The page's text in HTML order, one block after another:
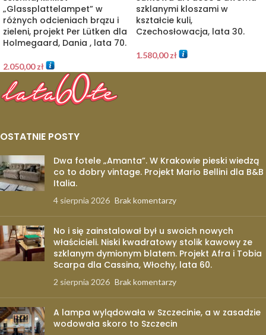
„Glassplattelampet” w
różnych odcieniach brązu i
zieleni, projekt Per Lütken dla
Holmegaard, Dania , lata 70.
2.050,00zł
szklanymi kloszami w
kształcie kuli,
Czechosłowacja, lata 30.
1.580,00zł
OSTATNIE POSTY
Dwa fotele „Amanta”. W Krakowie pieski wiedzą
co to dobry vintage. Projekt Mario Bellini dla B&B
Italia.
4 sierpnia 2026 Brak komentarzy
No i się zainstalował był u swoich nowych
właścicieli. Niski kwadratowy stolik kawowy ze
szklanym dymionym blatem. Projekt Afra i Tobia
Scarpa dla Cassina, Włochy, lata 60.
2 sierpnia 2026 Brak komentarzy
A lampa wylądowała w Szczecinie, a w zasadzie
wodowała skoro to Szczecin